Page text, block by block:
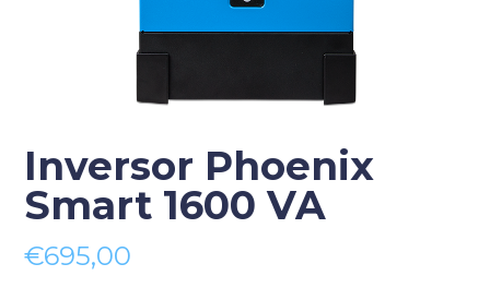
Inversor Phoenix
Smart 1600 VA
€695,00